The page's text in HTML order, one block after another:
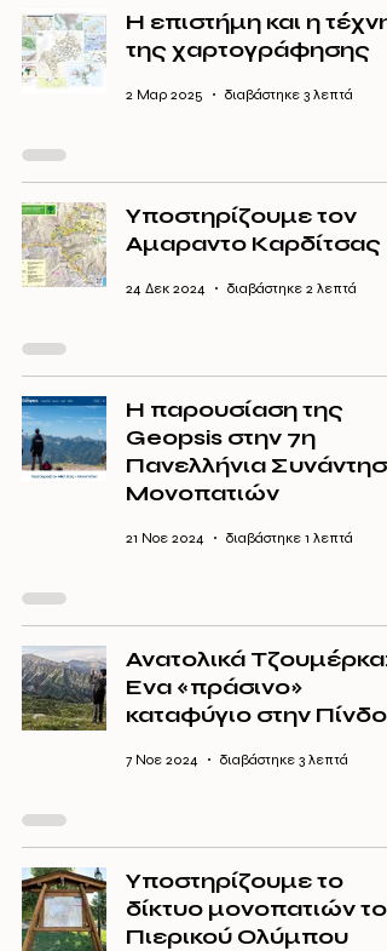
Η επιστήμη και η τέχνη
της χαρτογράφησης
2 Μαρ 2025 διαβάστηκε 3 λεπτά
Υποστηρίζουμε τον
Αμαραντο Καρδίτσας
24 Δεκ 2024 διαβάστηκε 2 λεπτά
Η παρουσίαση της
Geopsis στην 7η
Πανελλήνια Συνάντηση
Μονοπατιών
21 Νοε 2024 διαβάστηκε 1 λεπτά
Ανατολικά Τζουμέρκα:
Ενα «πράσινο»
καταφύγιο στην Πίνδο
7 Νοε 2024 διαβάστηκε 3 λεπτά
Υποστηρίζουμε το
δίκτυο μονοπατιών του
Πιερικού Ολύμπου